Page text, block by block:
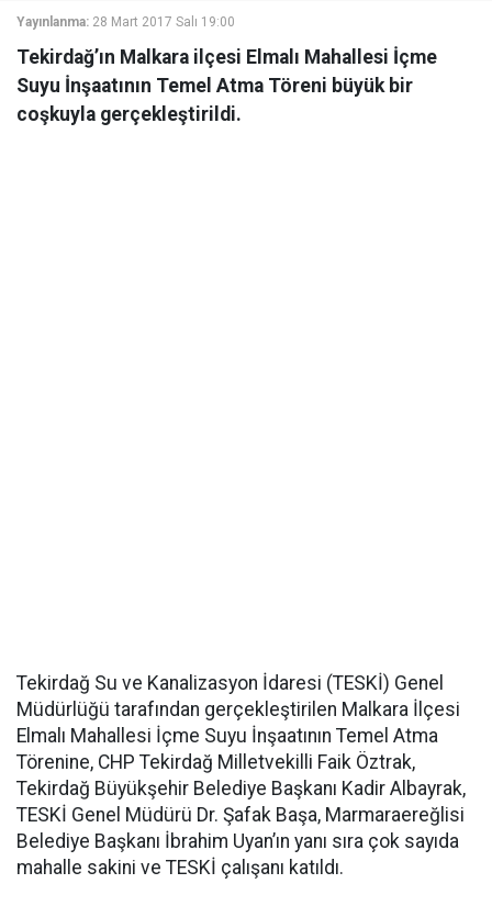
Yayınlanma: 28 Mart 2017 Salı 19:00
Tekirdağ’ın Malkara ilçesi Elmalı Mahallesi İçme
Suyu İnşaatının Temel Atma Töreni büyük bir
coşkuyla gerçekleştirildi.
Tekirdağ Su ve Kanalizasyon İdaresi (TESKİ) Genel
Müdürlüğü tarafından gerçekleştirilen Malkara İlçesi
Elmalı Mahallesi İçme Suyu İnşaatının Temel Atma
Törenine, CHP Tekirdağ Milletvekilli Faik Öztrak,
Tekirdağ Büyükşehir Belediye Başkanı Kadir Albayrak,
TESKİ Genel Müdürü Dr. Şafak Başa, Marmaraereğlisi
Belediye Başkanı İbrahim Uyan’ın yanı sıra çok sayıda
mahalle sakini ve TESKİ çalışanı katıldı.